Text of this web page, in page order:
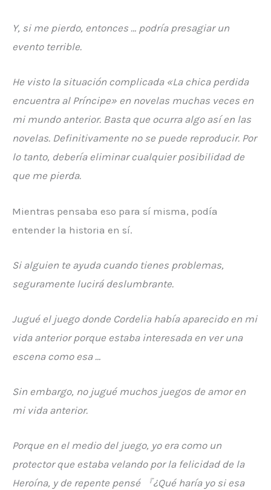
Y, si me pierdo, entonces … podría presagiar un
evento terrible.
He visto la situación complicada «La chica perdida
encuentra al Príncipe» en novelas muchas veces en
mi mundo anterior. Basta que ocurra algo así en las
novelas. Definitivamente no se puede reproducir. Por
lo tanto, debería eliminar cualquier posibilidad de
que me pierda.
Mientras pensaba eso para sí misma, podía
entender la historia en sí.
Si alguien te ayuda cuando tienes problemas,
seguramente lucirá deslumbrante.
Jugué el juego donde Cordelia había aparecido en mi
vida anterior porque estaba interesada en ver una
escena como esa …
Sin embargo, no jugué muchos juegos de amor en
mi vida anterior.
Porque en el medio del juego, yo era como un
protector que estaba velando por la felicidad de la
Heroína, y de repente pensé
『¿Qué haría yo si esa